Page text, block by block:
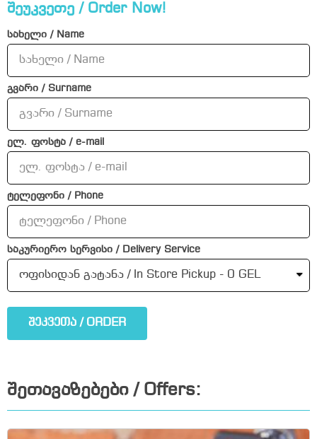
შეუკვეთე / Order Now!
სახელი / Name
გვარი / Surname
ელ. ფოსტა / e-mail
ტელეფონი / Phone
საკურიერო სერვისი / Delivery Service
შეკვეთა / ORDER
შეთავაზებები / Offers: